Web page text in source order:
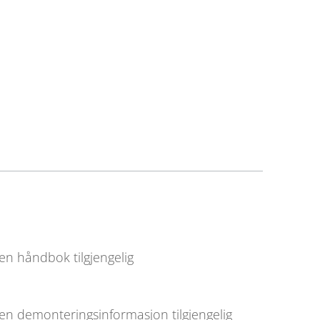
håndbok tilgjengelig
demonteringsinformasjon tilgjengelig